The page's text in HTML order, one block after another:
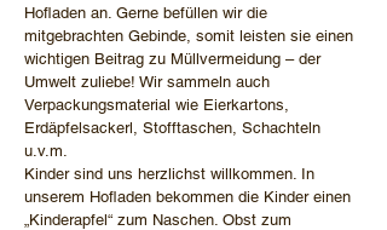
Hofladen an. Gerne befüllen wir die
mitgebrachten Gebinde, somit leisten sie einen
wichtigen Beitrag zu Müllvermeidung – der
Umwelt zuliebe! Wir sammeln auch
Verpackungsmaterial wie Eierkartons,
Erdäpfelsackerl, Stofftaschen, Schachteln
u.v.m.
Kinder sind uns herzlichst willkommen. In
unserem Hofladen bekommen die Kinder einen
„Kinderapfel“ zum Naschen. Obst zum